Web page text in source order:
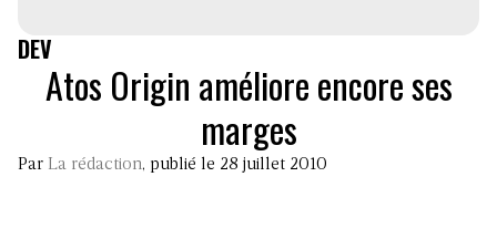
DEV
Atos Origin améliore encore ses
marges
Par La rédaction, publié le 28 juillet 2010